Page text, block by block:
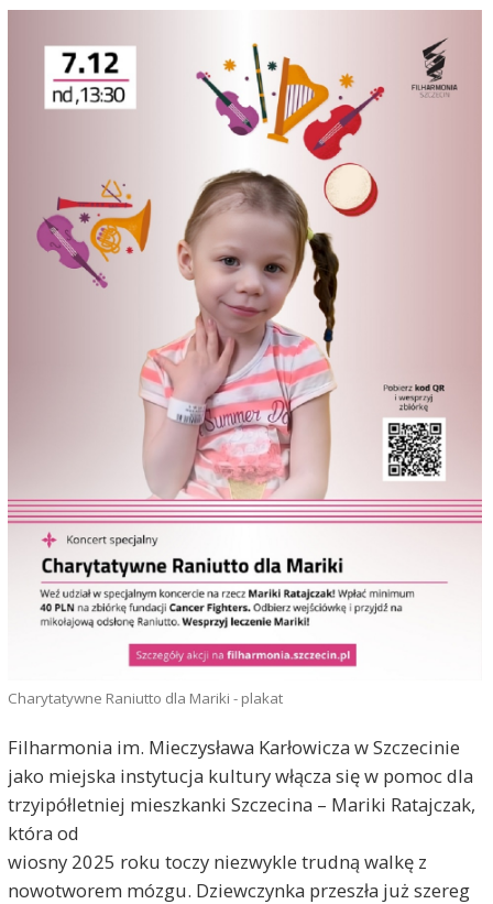
Charytatywne Raniutto dla Mariki - plakat
Filharmonia im. Mieczysława Karłowicza w Szczecinie
jako miejska instytucja kultury włącza się w pomoc dla
trzyipółletniej mieszkanki Szczecina – Mariki Ratajczak,
która od
wiosny 2025 roku toczy niezwykle trudną walkę z
nowotworem mózgu. Dziewczynka przeszła już szereg